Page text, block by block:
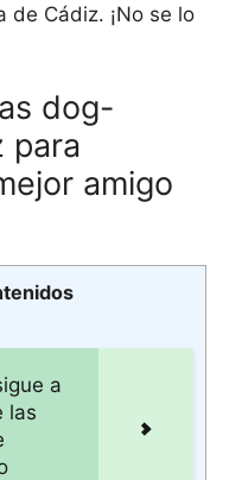
de Cádiz. ¡No se lo
dog-
para
amigo
a
las